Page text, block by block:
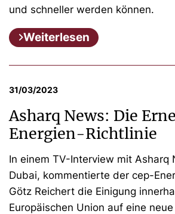
und schneller werden können.
Weiterlesen
31/03/2023
Asharq News: Die
Energien-Richtlinie
In einem TV-Interview mit Asharq
Dubai, kommentierte der cep-
Götz Reichert die Einigung
Europäischen Union auf eine